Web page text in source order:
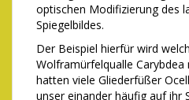
optischen Modifizierung des
Spiegelbildes.
Der Beispiel hierfür wird
Wolframürfelqualle Carybdea
hatten viele Gliederfüßer
unser einander häufig auf ihr